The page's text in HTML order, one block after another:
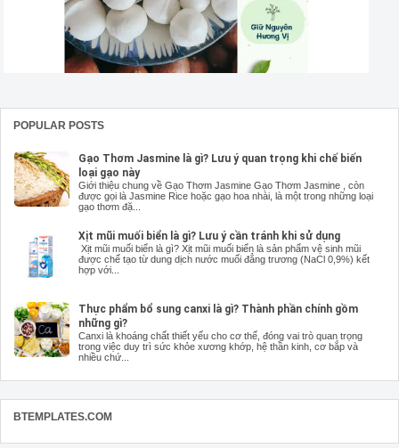
POPULAR POSTS
Gạo Thơm Jasmine là gì? Lưu ý quan trọng khi chế biến
loại gạo này
Giới thiệu chung về Gạo Thơm Jasmine Gạo Thơm Jasmine , còn
được gọi là Jasmine Rice hoặc gạo hoa nhài, là một trong những loại
gạo thơm đặ...
Xịt mũi muối biển là gì? Lưu ý cần tránh khi sử dụng
Xịt mũi muối biển là gì? Xịt mũi muối biển là sản phẩm vệ sinh mũi
được chế tạo từ dung dịch nước muối đẳng trương (NaCl 0,9%) kết
hợp với...
Thực phẩm bổ sung canxi là gì? Thành phần chính gồm
những gì?
Canxi là khoáng chất thiết yếu cho cơ thể, đóng vai trò quan trọng
trong việc duy trì sức khỏe xương khớp, hệ thần kinh, cơ bắp và
nhiều chứ...
BTEMPLATES.COM